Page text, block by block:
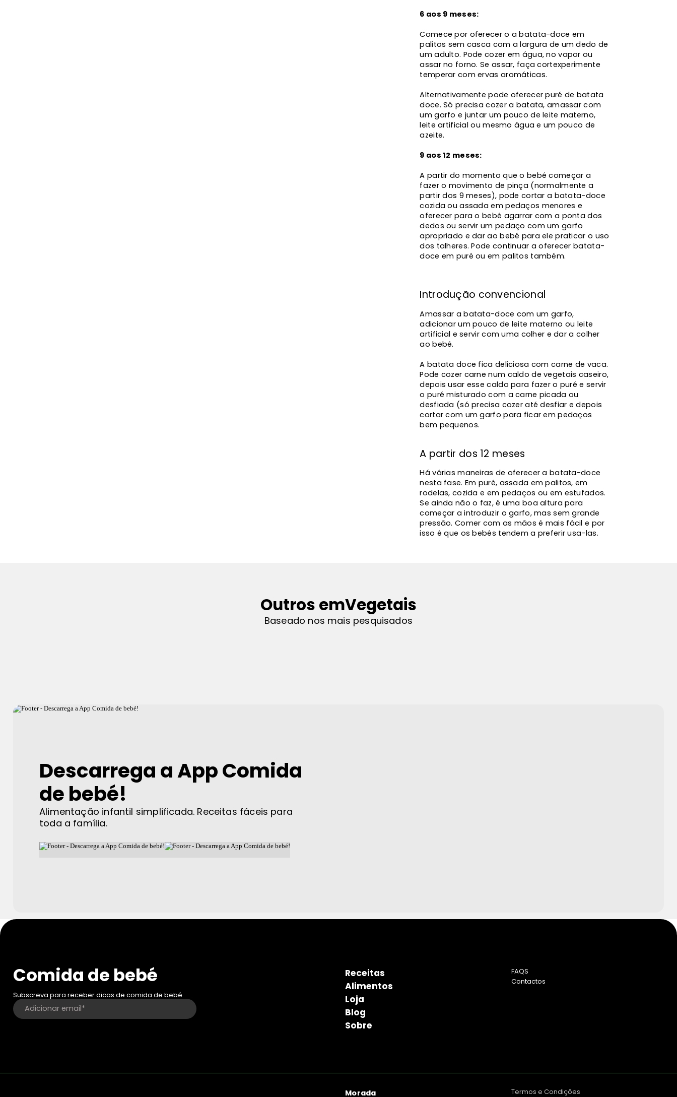
6 aos 9 meses:
Comece por oferecer o a batata-doce em
palitos sem casca com a largura de um dedo de
um adulto. Pode cozer em água, no vapor ou
assar no forno. Se assar, faça cortexperimente
temperar com ervas aromáticas.
Alternativamente pode oferecer puré de batata
doce. Só precisa cozer a batata, amassar com
um garfo e juntar um pouco de leite materno,
leite artificial ou mesmo água e um pouco de
azeite.
9 aos 12 meses:
A partir do momento que o bebé começar a
fazer o movimento de pinça (normalmente a
partir dos 9 meses), pode cortar a batata-doce
cozida ou assada em pedaços menores e
oferecer para o bebé agarrar com a ponta dos
dedos ou servir um pedaço com um garfo
apropriado e dar ao bebé para ele praticar o uso
dos talheres. Pode continuar a oferecer batata-
doce em puré ou em palitos também.
Introdução convencional
Amassar a batata-doce com um garfo,
adicionar um pouco de leite materno ou leite
artificial e servir com uma colher e dar a colher
ao bebé.
A batata doce fica deliciosa com carne de vaca.
Pode cozer carne num caldo de vegetais caseiro,
depois usar esse caldo para fazer o puré e servir
o puré misturado com a carne picada ou
desfiada (só precisa cozer até desfiar e depois
cortar com um garfo para ficar em pedaços
bem pequenos.
A partir dos 12 meses
Há várias maneiras de oferecer a batata-doce
nesta fase. Em puré, assada em palitos, em
rodelas, cozida e em pedaços ou em estufados.
Se ainda não o faz, é uma boa altura para
começar a introduzir o garfo, mas sem grande
pressão. Comer com as mãos é mais fácil e por
isso é que os bebés tendem a preferir usa-las.
Outros emVegetais
Baseado nos mais pesquisados
Descarrega a App Comida
de bebé!
Alimentação infantil simplificada. Receitas fáceis para
toda a família.
Comida de bebé
Subscreva para receber dicas de comida de bebé
Receitas
Alimentos
Loja
Blog
Sobre
FAQS
Contactos
Morada Termos e Condições